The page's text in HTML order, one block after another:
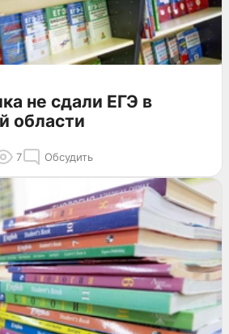
не сдали ЕГЭ в
области
7 Обсудить